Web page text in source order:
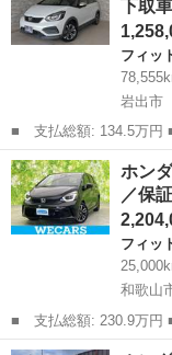
グ／車線...
下取
フィッ
岩出市
■ 支払総額: 134.5万円 ■ 車両本体価格： 1,258,000 円 ■ メーカ
ー名： ホンダ ■ 車種
ー １年保証 弊社下
前後 サ...
和歌山 岩出市 フ
ホン
／保
フィッ
和歌山
■ 支払総額: 230.9万円 ■ 車両本体価格： 2,204,000 円 ■ メーカ
ー名： ホンダ ■ 車種
和歌山 和歌山市